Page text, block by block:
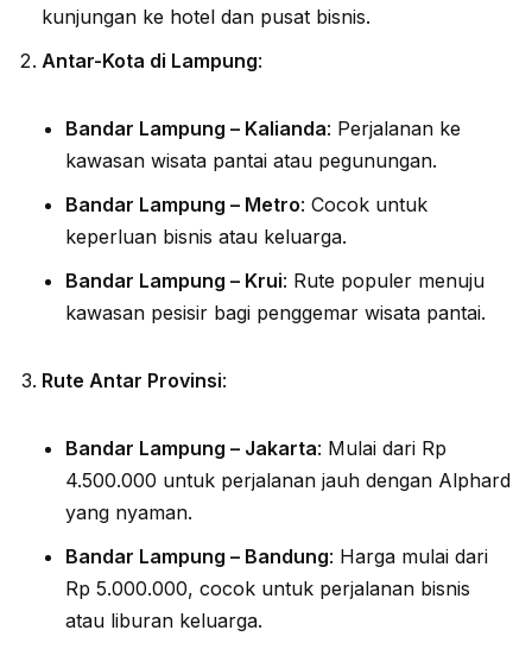
kunjungan ke hotel dan pusat bisnis.
Antar-Kota di Lampung:
Bandar Lampung – Kalianda: Perjalanan ke
kawasan wisata pantai atau pegunungan.
Bandar Lampung – Metro: Cocok untuk
keperluan bisnis atau keluarga.
Bandar Lampung – Krui: Rute populer menuju
kawasan pesisir bagi penggemar wisata pantai.
Rute Antar Provinsi:
Bandar Lampung – Jakarta: Mulai dari Rp
4.500.000 untuk perjalanan jauh dengan Alphard
yang nyaman.
Bandar Lampung – Bandung: Harga mulai dari
Rp 5.000.000, cocok untuk perjalanan bisnis
atau liburan keluarga.